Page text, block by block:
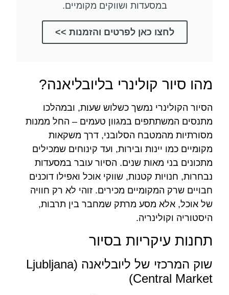
במסעדות ושווקים מקומיים.
לחצו כאן לפרטים והזמנות >>
מהו סיור קולינרי בליובליאנה?
הסיור הקולינרי נמשך כשלוש שעות, ובמהלכו
מתנסים המשתתפים במגוון טעמים – החל ממנות
מסורתיות מהמטבח הסלובני, דרך משקאות
מקומיים כמו יינות ובירות, ועד קינוחים שמכילים
מתכונים בני מאות שנים. הסיור עובר במסעדות
נבחרות, חנויות קטנות, שווקי אוכל ואפילו דוכנים
חבויים שרק המקומיים מכירים. זוהי לא רק חוויה
של אוכל, אלא מסע מרתק שמחבר בין תרבות,
היסטוריה וקולינריה.
תחנות עיקריות בסיור
שוק המרכזי של ליובליאנה (Ljubljana
Central Market)